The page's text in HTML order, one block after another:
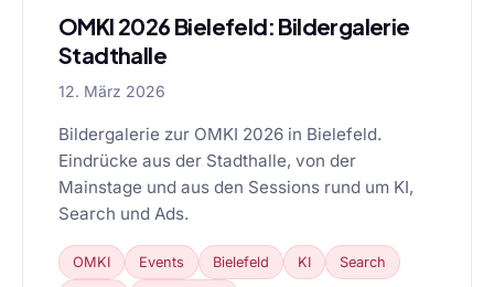
OMKI 2026 Bielefeld: Bildergalerie
Stadthalle
12. März 2026
Bildergalerie zur OMKI 2026 in Bielefeld.
Eindrücke aus der Stadthalle, von der
Mainstage und aus den Sessions rund um KI,
Search und Ads.
OMKI Events Bielefeld KI Search